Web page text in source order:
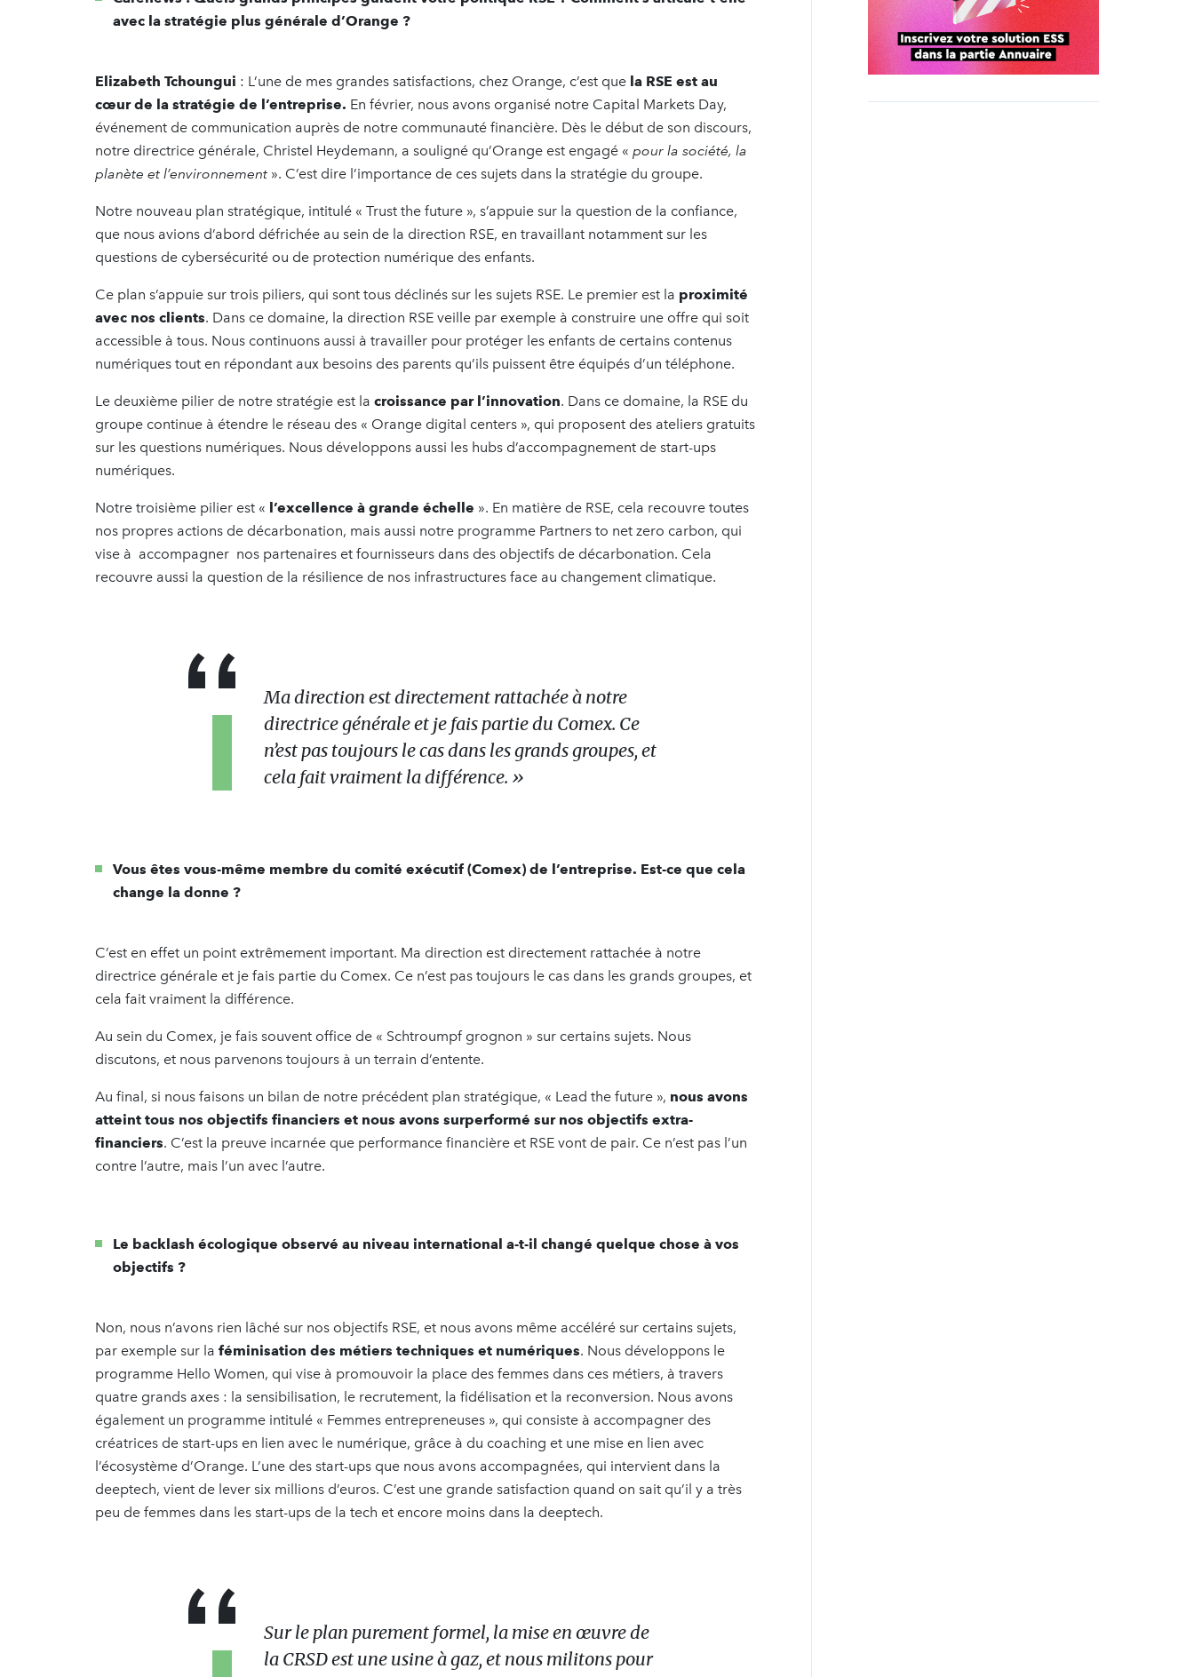
avec la stratégie plus générale d’Orange ?
Elizabeth Tchoungui : L’une de mes grandes satisfactions, chez Orange, c’est que la RSE est au
cœur de la stratégie de l’entreprise. En février, nous avons organisé notre Capital Markets Day,
événement de communication auprès de notre communauté financière. Dès le début de son discours,
notre directrice générale, Christel Heydemann, a souligné qu’Orange est engagé « pour la société, la
planète et l’environnement ». C’est dire l’importance de ces sujets dans la stratégie du groupe.
Notre nouveau plan stratégique, intitulé « Trust the future », s’appuie sur la question de la confiance,
que nous avions d’abord défrichée au sein de la direction RSE, en travaillant notamment sur les
questions de cybersécurité ou de protection numérique des enfants.
Ce plan s’appuie sur trois piliers, qui sont tous déclinés sur les sujets RSE. Le premier est la proximité
avec nos clients. Dans ce domaine, la direction RSE veille par exemple à construire une offre qui soit
accessible à tous. Nous continuons aussi à travailler pour protéger les enfants de certains contenus
numériques tout en répondant aux besoins des parents qu’ils puissent être équipés d’un téléphone.
Le deuxième pilier de notre stratégie est la croissance par l’innovation. Dans ce domaine, la RSE du
groupe continue à étendre le réseau des « Orange digital centers », qui proposent des ateliers gratuits
sur les questions numériques. Nous développons aussi les hubs d’accompagnement de start-ups
numériques.
Notre troisième pilier est « l’excellence à grande échelle ». En matière de RSE, cela recouvre toutes
nos propres actions de décarbonation, mais aussi notre programme Partners to net zero carbon, qui
vise à accompagner nos partenaires et fournisseurs dans des objectifs de décarbonation. Cela
recouvre aussi la question de la résilience de nos infrastructures face au changement climatique.
Ma direction est directement rattachée à notre
directrice générale et je fais partie du Comex. Ce
n’est pas toujours le cas dans les grands groupes, et
cela fait vraiment la différence. »
Vous êtes vous-même membre du comité exécutif (Comex) de l’entreprise. Est-ce que cela
change la donne ?
C’est en effet un point extrêmement important. Ma direction est directement rattachée à notre
directrice générale et je fais partie du Comex. Ce n’est pas toujours le cas dans les grands groupes, et
cela fait vraiment la différence.
Au sein du Comex, je fais souvent office de « Schtroumpf grognon » sur certains sujets. Nous
discutons, et nous parvenons toujours à un terrain d’entente.
Au final, si nous faisons un bilan de notre précédent plan stratégique, « Lead the future », nous avons
atteint tous nos objectifs financiers et nous avons surperformé sur nos objectifs extra-
financiers. C’est la preuve incarnée que performance financière et RSE vont de pair. Ce n’est pas l’un
contre l’autre, mais l’un avec l’autre.
Le backlash écologique observé au niveau international a-t-il changé quelque chose à vos
objectifs ?
Non, nous n’avons rien lâché sur nos objectifs RSE, et nous avons même accéléré sur certains sujets,
par exemple sur la féminisation des métiers techniques et numériques. Nous développons le
programme Hello Women, qui vise à promouvoir la place des femmes dans ces métiers, à travers
quatre grands axes : la sensibilisation, le recrutement, la fidélisation et la reconversion. Nous avons
également un programme intitulé « Femmes entrepreneuses », qui consiste à accompagner des
créatrices de start-ups en lien avec le numérique, grâce à du coaching et une mise en lien avec
l’écosystème d’Orange. L’une des start-ups que nous avons accompagnées, qui intervient dans la
deeptech, vient de lever six millions d’euros. C’est une grande satisfaction quand on sait qu’il y a très
peu de femmes dans les start-ups de la tech et encore moins dans la deeptech.
Sur le plan purement formel, la mise en œuvre de
la CRSD est une usine à gaz, et nous militons pour